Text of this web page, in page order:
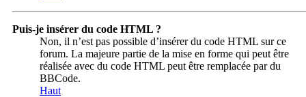
Puis-je insérer du code HTML ?
Non, il n’est pas possible d’insérer du code HTML sur ce
forum. La majeure partie de la mise en forme qui peut être
réalisée avec du code HTML peut être remplacée par du
BBCode.
Haut